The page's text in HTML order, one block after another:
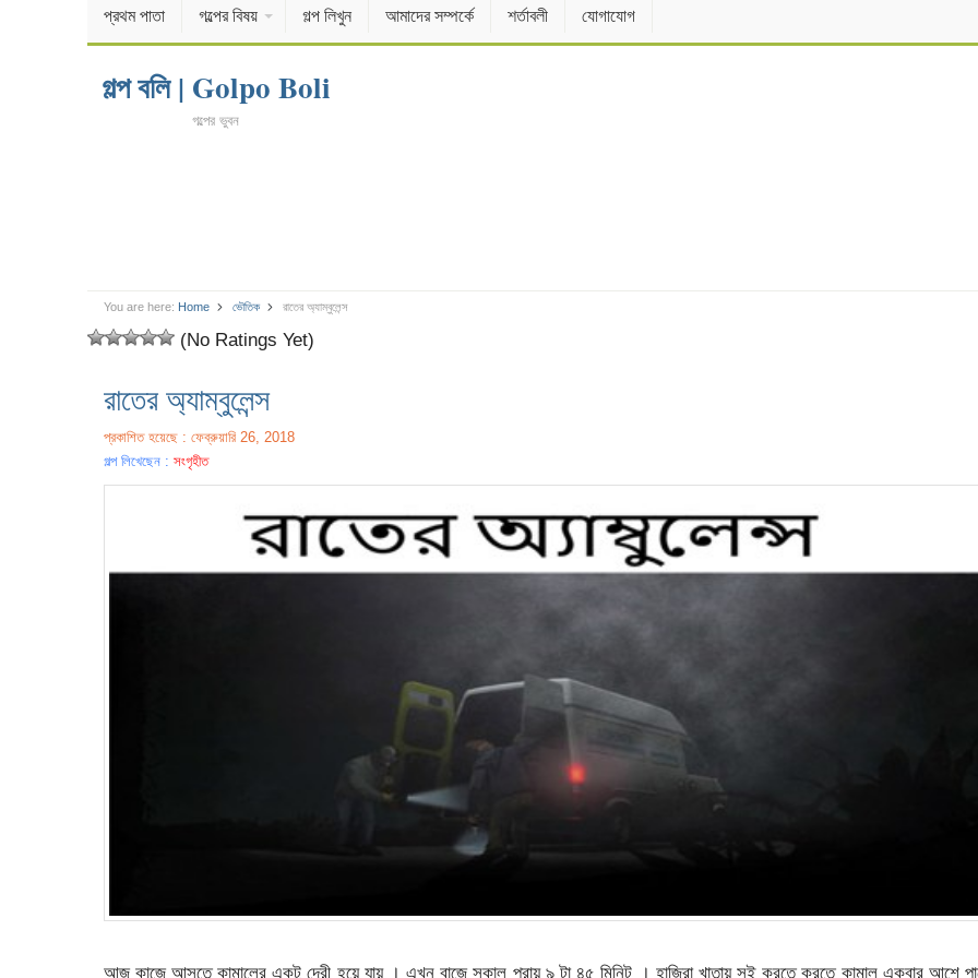
প্রথম পাতা গল্পের বিষয় গল্প লিখুন আমাদের সম্পর্কে শর্তাবলী যোগাযোগ
গল্প বলি | Golpo Boli
গল্পের ভুবন
You are here: Home ভৌতিক রাতের অ্যাম্বুলেন্স
(No Ratings Yet)
রাতের অ্যাম্বুলেন্স
প্রকাশিত হয়েছে : ফেব্রুয়ারি 26, 2018
গল্প লিখেছেন : সংগৃহীত
আজ কাজে আসতে কামালের একটু দেরী হয়ে যায় । এখন বাজে সকাল প্রায় ৯ টা ৪৫ মিনিট । হাজিরা খাতায় সই করতে করতে কামাল একবার আশে